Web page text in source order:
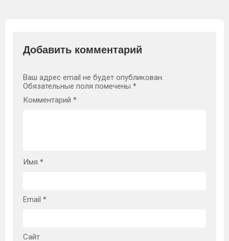
Добавить комментарий
Ваш адрес email не будет опубликован.
Обязательные поля помечены *
Комментарий *
Имя *
Email *
Сайт